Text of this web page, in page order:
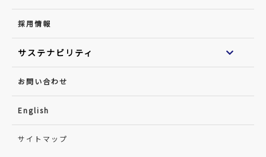
採用情報
サステナビリティ
お問い合わせ
English
サイトマップ